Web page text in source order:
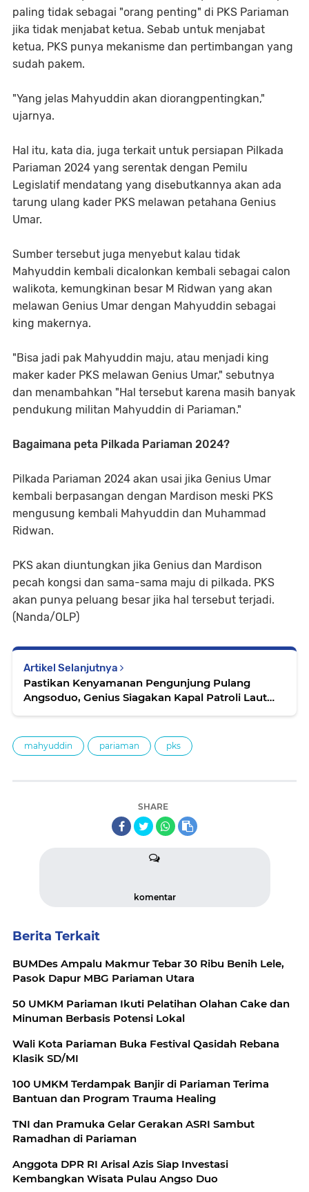
paling tidak sebagai "orang penting" di PKS Pariaman
jika tidak menjabat ketua. Sebab untuk menjabat
ketua, PKS punya mekanisme dan pertimbangan yang
sudah pakem.
"Yang jelas Mahyuddin akan diorangpentingkan,"
ujarnya.
Hal itu, kata dia, juga terkait untuk persiapan Pilkada
Pariaman 2024 yang serentak dengan Pemilu
Legislatif mendatang yang disebutkannya akan ada
tarung ulang kader PKS melawan petahana Genius
Umar.
Sumber tersebut juga menyebut kalau tidak
Mahyuddin kembali dicalonkan kembali sebagai calon
walikota, kemungkinan besar M Ridwan yang akan
melawan Genius Umar dengan Mahyuddin sebagai
king makernya.
"Bisa jadi pak Mahyuddin maju, atau menjadi king
maker kader PKS melawan Genius Umar," sebutnya
dan menambahkan "Hal tersebut karena masih banyak
pendukung militan Mahyuddin di Pariaman."
Bagaimana peta Pilkada Pariaman 2024?
Pilkada Pariaman 2024 akan usai jika Genius Umar
kembali berpasangan dengan Mardison meski PKS
mengusung kembali Mahyuddin dan Muhammad
Ridwan.
PKS akan diuntungkan jika Genius dan Mardison
pecah kongsi dan sama-sama maju di pilkada. PKS
akan punya peluang besar jika hal tersebut terjadi.
(Nanda/OLP)
Artikel Selanjutnya
Pastikan Kenyamanan Pengunjung Pulang
Angsoduo, Genius Siagakan Kapal Patroli Laut
mahyuddin pariaman pks
SHARE
komentar
Berita Terkait
BUMDes Ampalu Makmur Tebar 30 Ribu Benih Lele,
Pasok Dapur MBG Pariaman Utara
50 UMKM Pariaman Ikuti Pelatihan Olahan Cake dan
Minuman Berbasis Potensi Lokal
Wali Kota Pariaman Buka Festival Qasidah Rebana
Klasik SD/MI
100 UMKM Terdampak Banjir di Pariaman Terima
Bantuan dan Program Trauma Healing
TNI dan Pramuka Gelar Gerakan ASRI Sambut
Ramadhan di Pariaman
Anggota DPR RI Arisal Azis Siap Investasi
Kembangkan Wisata Pulau Angso Duo